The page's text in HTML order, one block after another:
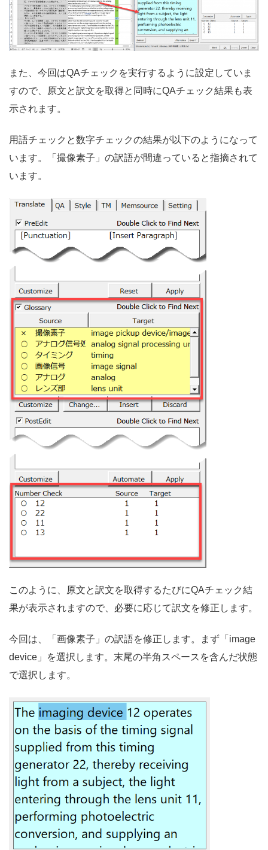
また、今回はQAチェックを実行するように設定していま
すので、原文と訳文を取得と同時にQAチェック結果も表
示されます。
用語チェックと数字チェックの結果が以下のようになって
います。「撮像素子」の訳語が間違っていると指摘されて
います。
このように、原文と訳文を取得するたびにQAチェック結
果が表示されますので、必要に応じて訳文を修正します。
今回は、「画像素子」の訳語を修正します。まず「image
device」を選択します。末尾の半角スペースを含んだ状態
で選択します。